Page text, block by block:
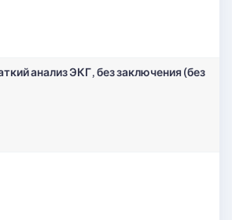
анализ ЭКГ, без заключения (без